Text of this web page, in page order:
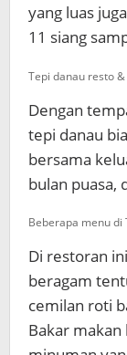
yang luas
11 siang
Tepi danau resto
Dengan
tepi danau
bersama
bulan puasa,
Beberapa menu
Di restoran
beragam
cemilan roti
Bakar